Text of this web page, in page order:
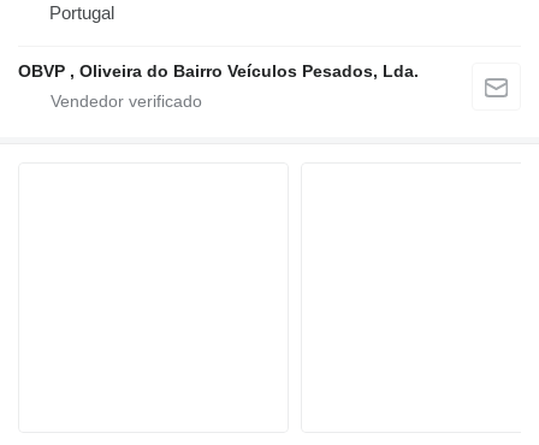
Portugal
OBVP , Oliveira do Bairro Veículos Pesados, Lda.